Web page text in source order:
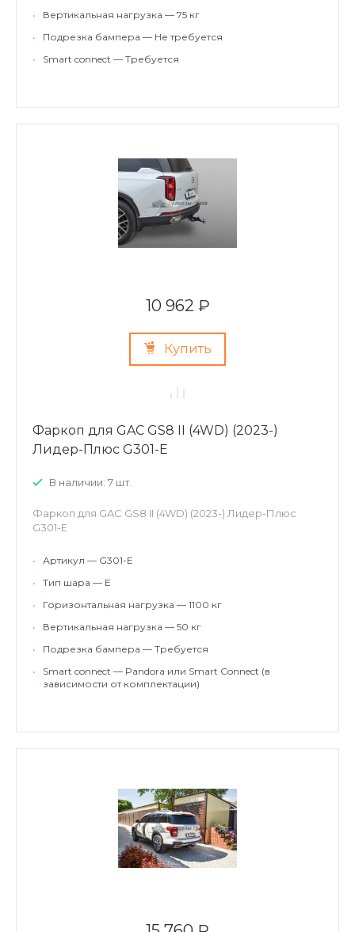
•
Вертикальная нагрузка — 75 кг
•
Подрезка бампера — Не требуется
•
Smart connect — Требуется
10 962 ₽
Купить
Фаркоп для GAC GS8 II (4WD) (2023-)
Лидер-Плюс G301-E
В наличии: 7 шт.
Фаркоп для GAC GS8 II (4WD) (2023-) Лидер-Плюс
G301-E
•
Артикул — G301-E
•
Тип шара — E
•
Горизонтальная нагрузка — 1100 кг
•
Вертикальная нагрузка — 50 кг
•
Подрезка бампера — Требуется
•
Smart connect — Pandora или Smart Connect (в
зависимости от комплектации)